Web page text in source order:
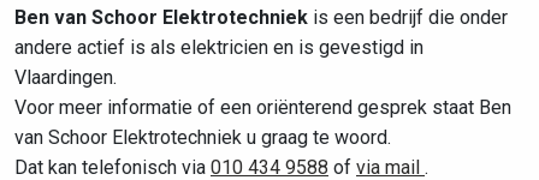
Ben van Schoor Elektrotechniek is een bedrijf die onder
andere actief is als elektricien en is gevestigd in
Vlaardingen.
Voor meer informatie of een oriënterend gesprek staat Ben
van Schoor Elektrotechniek u graag te woord.
Dat kan telefonisch via 010 434 9588 of via mail .